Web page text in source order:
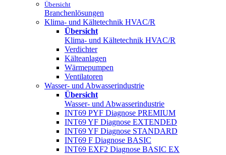
Übersicht
Branchenlösungen
Klima- und Kältetechnik HVAC/R
Übersicht
Klima- und Kältetechnik HVAC/R
Verdichter
Kälteanlagen
Wärmepumpen
Ventilatoren
Wasser- und Abwasserindustrie
Übersicht
Wasser- und Abwasserindustrie
INT69 PYF Diagnose PREMIUM
INT69 YF Diagnose EXTENDED
INT69 YF Diagnose STANDARD
INT69 F Diagnose BASIC
INT69 EXF2 Diagnose BASIC EX